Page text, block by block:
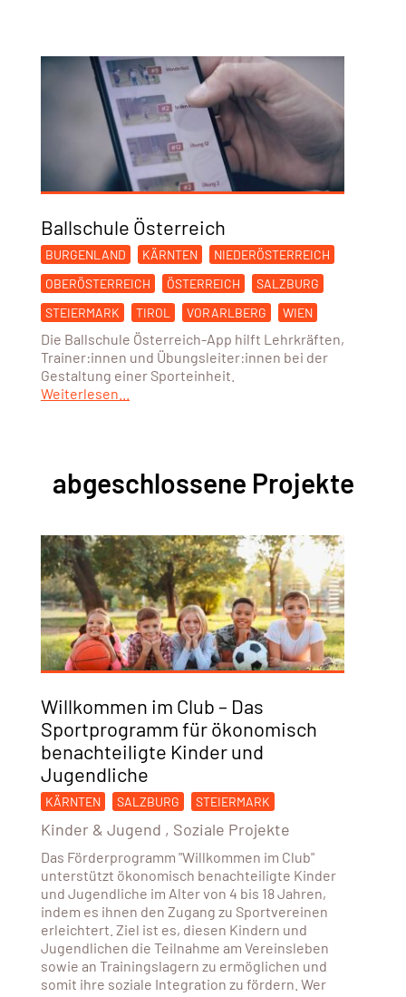
Ballschule Österreich
BURGENLAND KÄRNTEN
NIEDERÖSTERREICH
OBERÖSTERREICH
ÖSTERREICH
SALZBURG
STEIERMARK
TIROL VORARLBERG WIEN
Die Ballschule Österreich-App hilft Lehrkräften,
Trainer:innen und Übungsleiter:innen bei der
Gestaltung einer Sporteinheit.
Weiterlesen...
abgeschlossene Projekte
Willkommen im Club – Das
Sportprogramm für ökonomisch
benachteiligte Kinder und
Jugendliche
KÄRNTEN SALZBURG STEIERMARK
Kinder & Jugend , Soziale Projekte
Das Förderprogramm "Willkommen im Club"
unterstützt ökonomisch benachteiligte Kinder
und Jugendliche im Alter von 4 bis 18 Jahren,
indem es ihnen den Zugang zu Sportvereinen
erleichtert. Ziel ist es, diesen Kindern und
Jugendlichen die Teilnahme am Vereinsleben
sowie an Trainingslagern zu ermöglichen und
somit ihre soziale Integration zu fördern. Wer